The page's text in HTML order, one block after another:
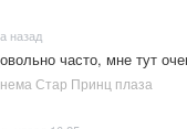
назад
часто, мне тут
Стар Принц плаза